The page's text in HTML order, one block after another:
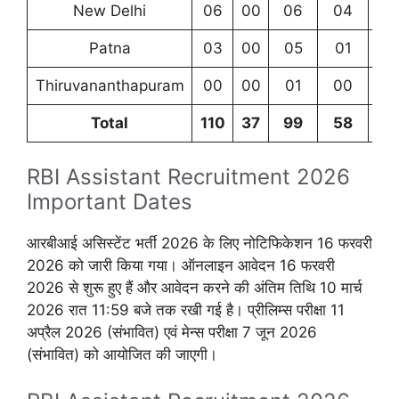
New Delhi 06 00 06 04
Patna 03 00 05 01
Thiruvananthapuram 00 00 01 00
Total 110 37 99 58
RBI Assistant Recruitment 2026
Important Dates
आरबीआई असिस्टेंट भर्ती 2026 के लिए नोटिफिकेशन 16 फरवरी
2026 को जारी किया गया। ऑनलाइन आवेदन 16 फरवरी
2026 से शुरू हुए हैं और आवेदन करने की अंतिम तिथि 10 मार्च
2026 रात 11:59 बजे तक रखी गई है। प्रीलिम्स परीक्षा 11
अप्रैल 2026 (संभावित) एवं मेन्स परीक्षा 7 जून 2026
(संभावित) को आयोजित की जाएगी।